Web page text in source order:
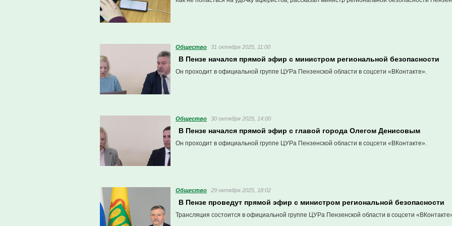
Общество 31 октября 2025, 11:00
В Пензе начался прямой эфир с министром региональной безопасности
Он проходит в официальной группе ЦУРа Пензенской области в соцсети «ВКонтакте».
Общество 30 октября 2025, 14:00
В Пензе начался прямой эфир с главой города Олегом Денисовым
Он проходит в официальной группе ЦУРа Пензенской области в соцсети «ВКонтакте».
Общество 29 октября 2025, 18:02
В Пензе проведут прямой эфир с министром региональной безопасности
Трансляция состоится в официальной группе ЦУРа Пензенской области в соцсети